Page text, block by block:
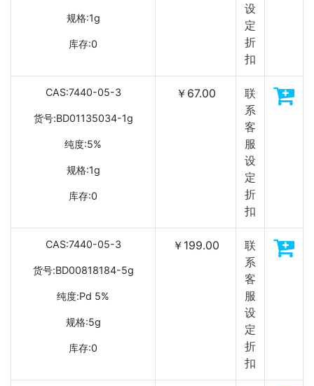
规格:1g
库存:0
设
定
折
扣
CAS:7440-05-3
货号:BD01135034-1g
纯度:5%
规格:1g
库存:0
￥67.00
联
系
客
服
设
定
折
扣
CAS:7440-05-3
货号:BD00818184-5g
纯度:Pd 5%
规格:5g
库存:0
￥199.00
联
系
客
服
设
定
折
扣